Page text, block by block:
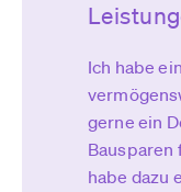
Ich habe
gerne ein
Bausparen
habe dazu